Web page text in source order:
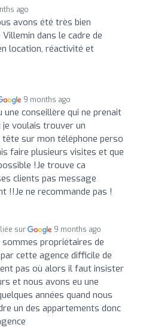
ago
avons été très bien
dans le cadre de
location, réactivité et
9 months ago
une conseillère qui ne prenait
voulais trouver un
sur mon téléphone perso
faire plusieurs visites et que
!Je trouve ca
clients pas message
!!Je ne recommande pas !
sur 9 months ago
sommes propriétaires de
cette agence difficile de
pas où alors il faut insister
et nous avons eu une
années quand nous
un des appartements donc